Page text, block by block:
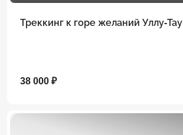
Треккинг к горе желаний Уллу-Тау
38 000 ₽